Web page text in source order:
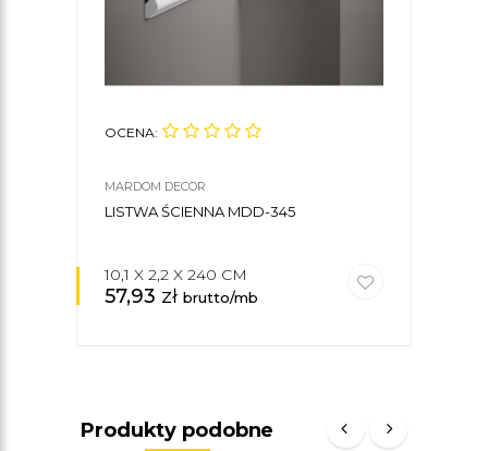
OCENA:
MARDOM DECOR
LISTWA ŚCIENNA MDD-345
10,1 X 2,2 X 240 CM
57,93 zł brutto/mb
Produkty podobne